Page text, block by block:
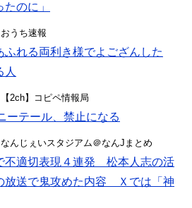
のに」
うち速報
ふれる両利き様でよござんした
人
2ch】コピペ情報局
ーテール、禁止になる
んじぇいスタジアム＠なんJまとめ
不適切表現４連発 松本人志の活
放送で鬼攻めた内容 Ｘでは「神